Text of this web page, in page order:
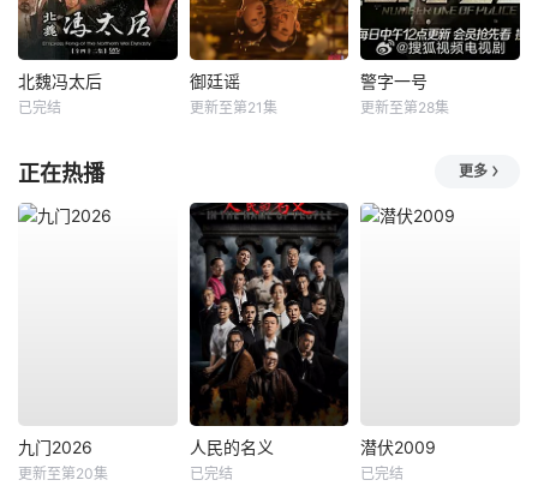
北魏冯太后
已完结
御廷谣
更新至第21集
警字一号
更新至第28集
正在热播 更多
九门2026
更新至第20集
人民的名义
已完结
潜伏2009
已完结